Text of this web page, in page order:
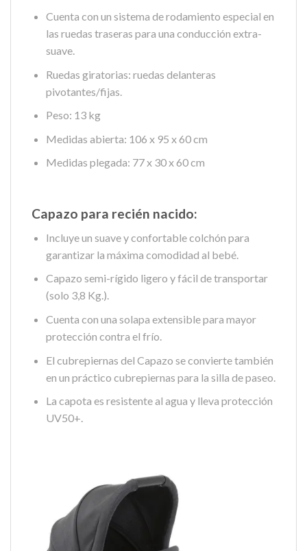
Cuenta con un sistema de rodamiento especial en
las ruedas traseras para una conducción extra-
suave.
Ruedas giratorias: ruedas delanteras
pivotantes/fijas.
Peso: 13 kg
Medidas abierta: 106 x 95 x 60 cm
Medidas plegada: 77 x 30 x 60 cm
Capazo para recién nacido:
Incluye un suave y confortable colchón para
garantizar la máxima comodidad al bebé.
Capazo semi-rígido ligero y fácil de transportar
(solo 3,8 Kg.).
Cuenta con una solapa extensible para mayor
protección contra el frío.
El cubrepiernas del Capazo se convierte también
en un práctico cubrepiernas para la silla de paseo.
La capota es resistente al agua y lleva protección
UV50+.